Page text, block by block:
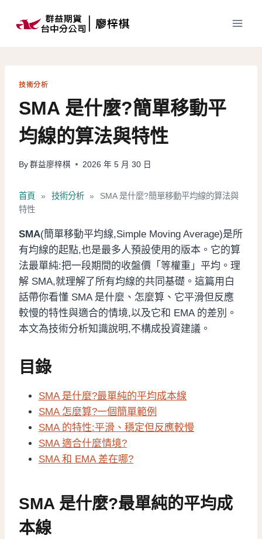
技術分析
SMA 是什麼?簡單移動平
均線的算法與特性
By 群益廖梓棋 2026 年 5 月 30 日
首頁 » 技術分析 »
SMA 是什麼?簡單移動平均線的算法與
特性
SMA(簡單移動平均線,Simple Moving Average)是所
有均線的起點,也是最多人預設使用的版本。它的算
法最單純:把一段期間的收盤價「等權重」平均。理
解 SMA,就理解了所有均線的共同基礎。這篇用白
話帶你看懂 SMA 是什麼、怎麼算、它平滑但反應
較慢的特性與適合的情境,以及它和 EMA 的差別。
本文為技術分析知識說明,不構成投資建議。
目錄
SMA 是什麼?最單純的平均成本線
SMA 怎麼算?一個簡單範例
SMA 的特性:平滑、穩定但反應較慢
SMA 適合什麼情境?
SMA 和 EMA 差在哪?
SMA 是什麼?最單純的平均成
本線